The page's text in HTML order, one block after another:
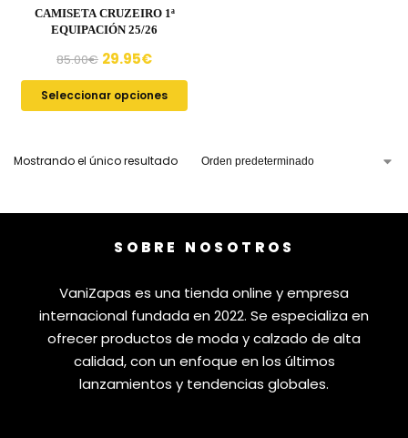
CAMISETA CRUZEIRO 1ª
EQUIPACIÓN 25/26
85.00€ 29.95€
Seleccionar opciones
Mostrando el único resultado
SOBRE NOSOTROS
VaniZapas es una tienda online y empresa
internacional fundada en 2022. Se especializa en
ofrecer productos de moda y calzado de alta
calidad, con un enfoque en los últimos
lanzamientos y tendencias globales.